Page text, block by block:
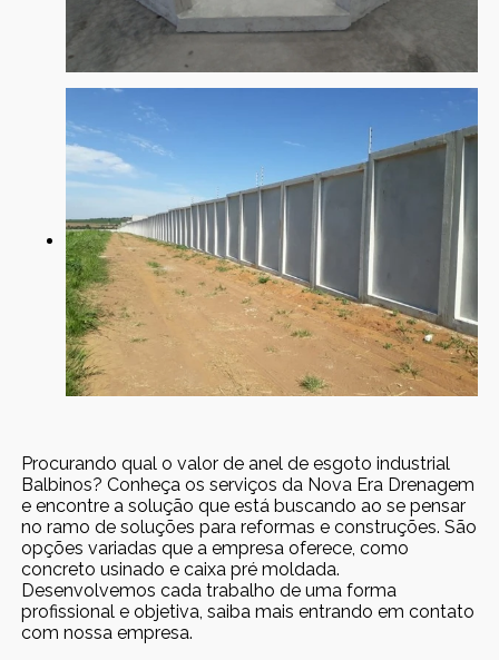
Procurando qual o valor de anel de esgoto industrial
Balbinos? Conheça os serviços da Nova Era Drenagem
e encontre a solução que está buscando ao se pensar
no ramo de soluções para reformas e construções. São
opções variadas que a empresa oferece, como
concreto usinado e caixa pré moldada.
Desenvolvemos cada trabalho de uma forma
profissional e objetiva, saiba mais entrando em contato
com nossa empresa.